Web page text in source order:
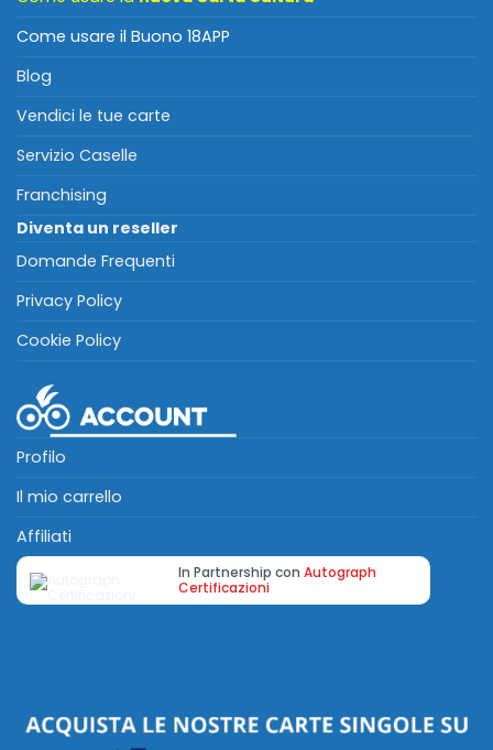
Come usare il Buono 18APP
Blog
Vendici le tue carte
Servizio Caselle
Franchising
Diventa un reseller
Domande Frequenti
Privacy Policy
Cookie Policy
Profilo
Il mio carrello
Affiliati
In Partnership con Autograph
Certificazioni